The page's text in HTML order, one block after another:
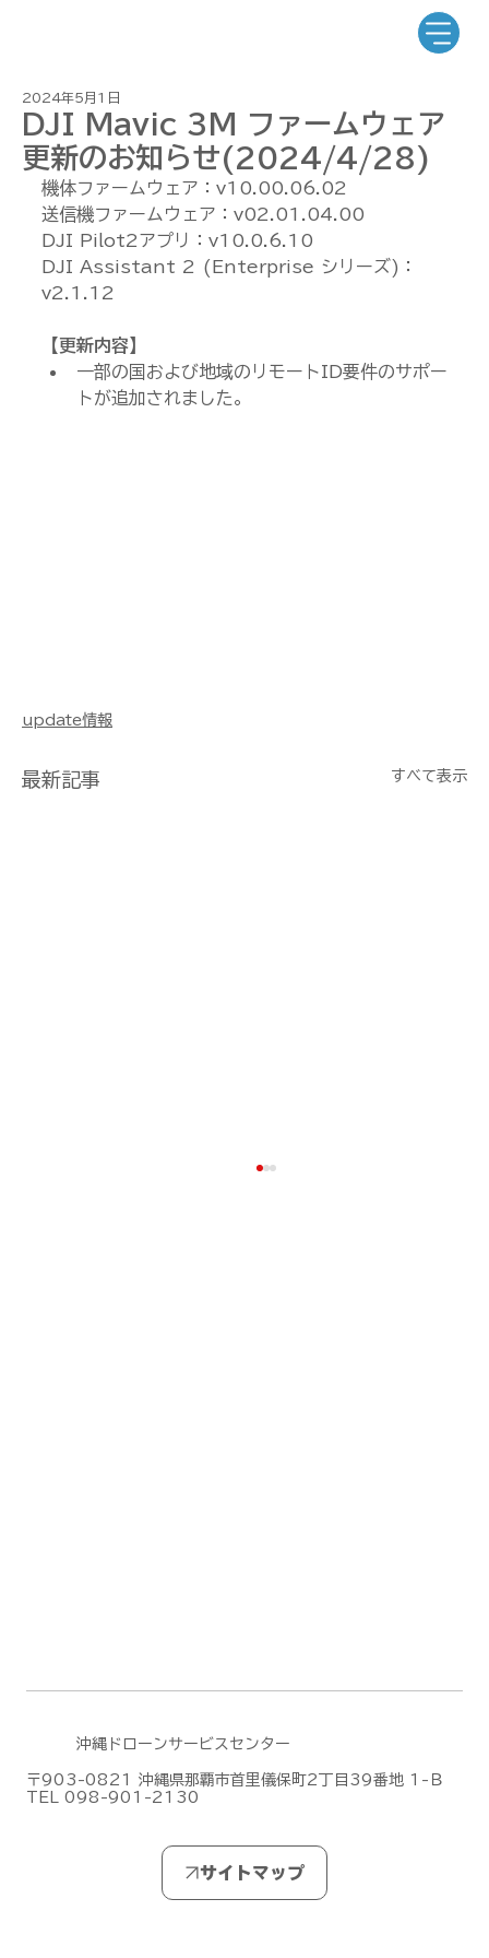
DJI Mavic 3M ファームウェア
更新のお知らせ(2024/4/28)
2024年5月1日
機体ファームウェア：v10.00.06.02
送信機ファームウェア：v02.01.04.00
DJI Pilot2アプリ：v10.0.6.10
DJI Assistant 2 (Enterprise シリーズ)：
v2.1.12
【更新内容】
一部の国および地域のリモートID要件のサポー
トが追加されました。
update情報
最新記事 すべて表示
沖縄ドローンサービスセンター
〒903-0821 沖縄県那覇市首里儀保町2丁目39番地 1-Ｂ
TEL 098-901-2130